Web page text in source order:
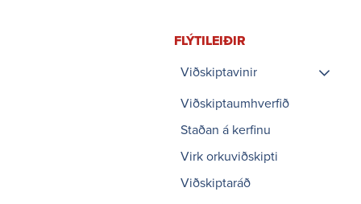
FLÝTI­LEIÐIR
Viðskiptavinir
Leiðbeiningar um
tengingu vinnsluaðila
við flutningskerfið
Reiknivél
kerfisframlag
stórnotenda
Viðskiptaumhverfið
Staðan á kerfinu
Virk orkuviðskipti
Viðskiptaráð